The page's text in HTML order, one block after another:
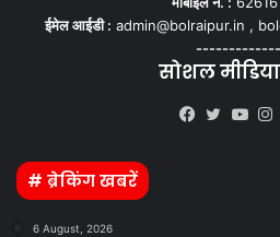
ईमेल आईडी : admin@bolraipur.in ,
सोशल
# ब्रेकिंग खबरें
6 August, 2026